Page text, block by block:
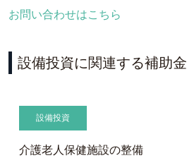
お問い合わせはこちら
設備投資に関連する補助金
設備投資
介護老人保健施設の整備